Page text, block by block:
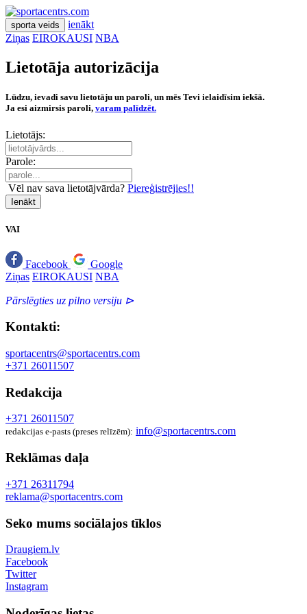
sporta veids
ienākt
Ziņas EIROKAUSI NBA
Lietotāja autorizācija
Lūdzu, ievadi savu lietotāju un paroli, un mēs Tevi ielaidīsim iekšā.
Ja esi aizmirsis paroli, varam palīdzēt.
Lietotājs:
Parole:
Vēl nav sava lietotājvārda? Piereģistrējies!!
Ienākt
VAI
Facebook
Google
Ziņas EIROKAUSI NBA
Pārslēgties uz pilno versiju ⊳
Kontakti:
sportacentrs@sportacentrs.com
+371 26011507
Redakcija
+371 26011507
redakcijas e-pasts (preses relīzēm): info@sportacentrs.com
Reklāmas daļa
+371 26311794
reklama@sportacentrs.com
Seko mums sociālajos tīklos
Draugiem.lv
Facebook
Twitter
Instagram